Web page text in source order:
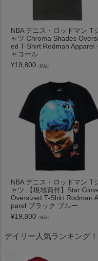
NBA デニス・ロッドマン T
ャツ Chroma Shades
ed T-Shirt Rodman Apparel
ャコール
¥19,800 （税込）
NBA デニス・ロッドマン T
ャツ 【現地買付】Star
Oversized T-Shirt Rodman
parel ブラック ブルー
¥19,800 （税込）
デイリー人気ランキング！